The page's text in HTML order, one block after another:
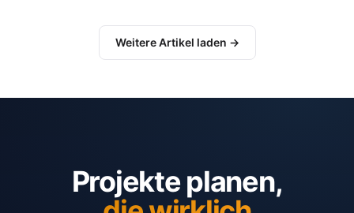
Weitere Artikel laden →
Projekte planen,